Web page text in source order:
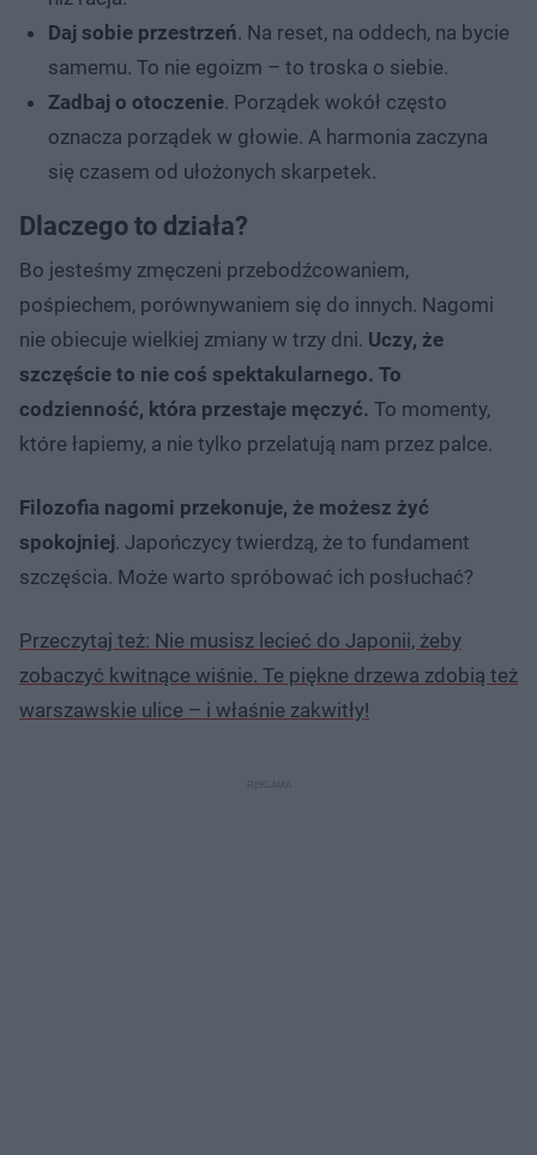
Daj sobie przestrzeń. Na reset, na oddech, na bycie
samemu. To nie egoizm – to troska o siebie.
Zadbaj o otoczenie. Porządek wokół często
oznacza porządek w głowie. A harmonia zaczyna
się czasem od ułożonych skarpetek.
Dlaczego to działa?
Bo jesteśmy zmęczeni przebodźcowaniem,
pośpiechem, porównywaniem się do innych. Nagomi
nie obiecuje wielkiej zmiany w trzy dni. Uczy, że
szczęście to nie coś spektakularnego. To
codzienność, która przestaje męczyć. To momenty,
które łapiemy, a nie tylko przelatują nam przez palce.
Filozofia nagomi przekonuje, że możesz żyć
spokojniej. Japończycy twierdzą, że to fundament
szczęścia. Może warto spróbować ich posłuchać?
Przeczytaj też: Nie musisz lecieć do Japonii, żeby
zobaczyć kwitnące wiśnie. Te piękne drzewa zdobią też
warszawskie ulice – i właśnie zakwitły!